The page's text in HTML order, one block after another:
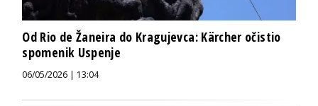
Od Rio de Žaneira do Kragujevca: Kärcher očistio
spomenik Uspenje
06/05/2026 | 13:04